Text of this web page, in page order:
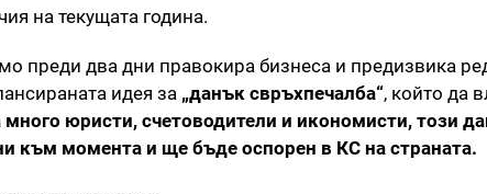
на текущата година.
преди два дни правокира бизнеса и предизвика
идея за „данък свръхпечалба“, който да
юристи, счетоводители и икономисти, този
към момента и ще бъде оспорен в КС на страната.